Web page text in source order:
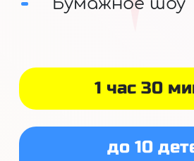
1 час 30
до 10